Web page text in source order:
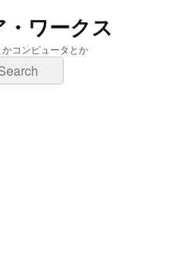
ワークス
コンピュータとか